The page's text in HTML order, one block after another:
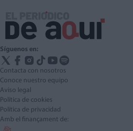
Síguenos en:
Contacta con nosotros
Conoce nuestro equipo
Aviso legal
Política de cookies
Política de privacidad
Amb el finançament de: